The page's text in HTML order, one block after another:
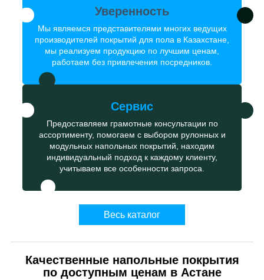
Уверенность
Мы являемся представителями многих ведущих
производителей покрытий для пола в Казахстане,
мы реализуем продукцию по лучшим ценам,
работаем без привлечения посредников.
Сервис
Предоставляем грамотные консультации по
ассортименту, помогаем с выбором рулонных и
модульных напольных покрытий, находим
индивидуальный подход к каждому клиенту,
учитываем все особенности запроса.
Весь каталог
Качественные напольные покрытия
по доступным ценам в Астане